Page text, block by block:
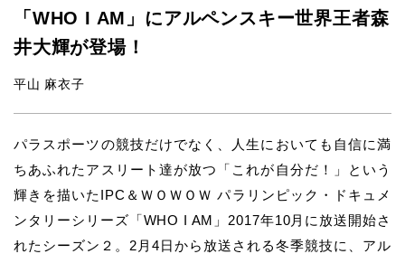
「WHO I AM」にアルペンスキー世界王者森
井大輝が登場！
平山 麻衣子
パラスポーツの競技だけでなく、人生においても自信に満
ちあふれたアスリート達が放つ「これが自分だ！」という
輝きを描いたIPC＆ＷＯＷＯＷ パラリンピック・ドキュメ
ンタリーシリーズ「WHO I AM」2017年10月に放送開始さ
れたシーズン２。2月4日から放送される冬季競技に、アル